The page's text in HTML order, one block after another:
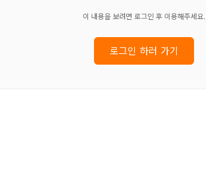
이 내용을 보려면 로그인 후 이용해주세요.
로그인 하러 가기